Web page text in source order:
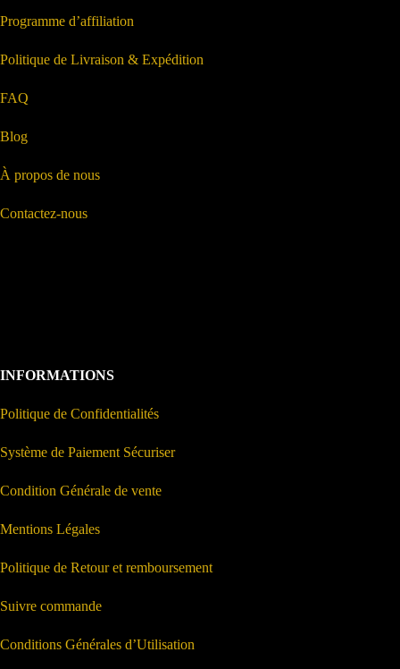
Programme d’affiliation
Politique de Livraison & Expédition
FAQ
Blog
À propos de nous
Contactez-nous
INFORMATIONS
Politique de Confidentialités
Système de Paiement Sécuriser
Condition Générale de vente
Mentions Légales
Politique de Retour et remboursement
Suivre commande
Conditions Générales d’Utilisation